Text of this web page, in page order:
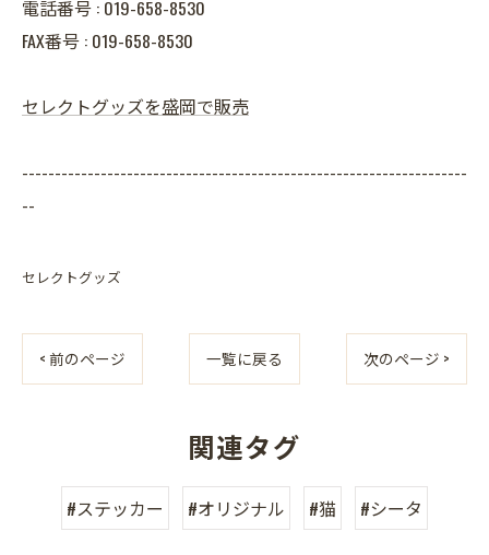
電話番号 : 019-658-8530
FAX番号 : 019-658-8530
セレクトグッズを盛岡で販売
--------------------------------------------------------------------
--
セレクトグッズ
< 前のページ 一覧に戻る 次のページ >
関連タグ
#ステッカー #オリジナル #猫 #シータ